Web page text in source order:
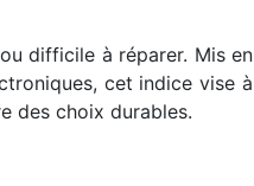
difficile à réparer. Mis en
cet indice vise à
des choix durables.